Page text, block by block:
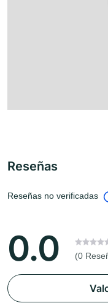
Reseñas
Reseñas no verificadas
0.0 (0